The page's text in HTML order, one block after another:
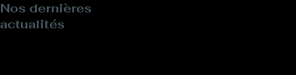
Nos dernières
actualités